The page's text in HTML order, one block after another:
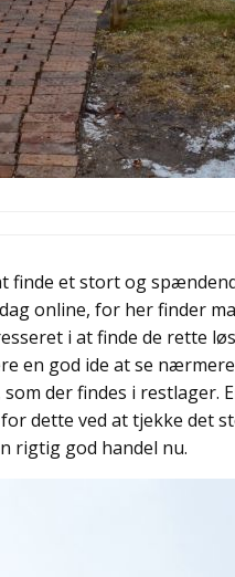
finde et stort og
online, for her finder
i at finde de rette
en god ide at se
der findes i restlager.
dette ved at tjekke det
rigtig god handel nu.